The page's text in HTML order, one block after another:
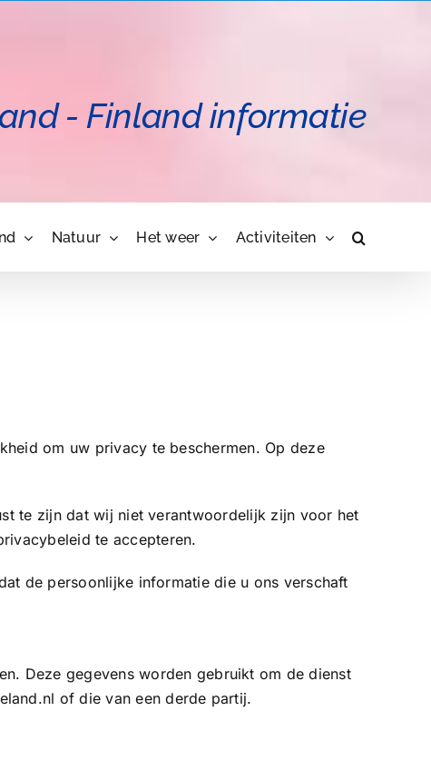
- Finland informatie
Natuur Het weer Activiteiten
om uw privacy te beschermen. Op deze
te zijn dat wij niet verantwoordelijk zijn voor het
te accepteren.
de persoonlijke informatie die u ons verschaft
Deze gegevens worden gebruikt om de dienst
of die van een derde partij.